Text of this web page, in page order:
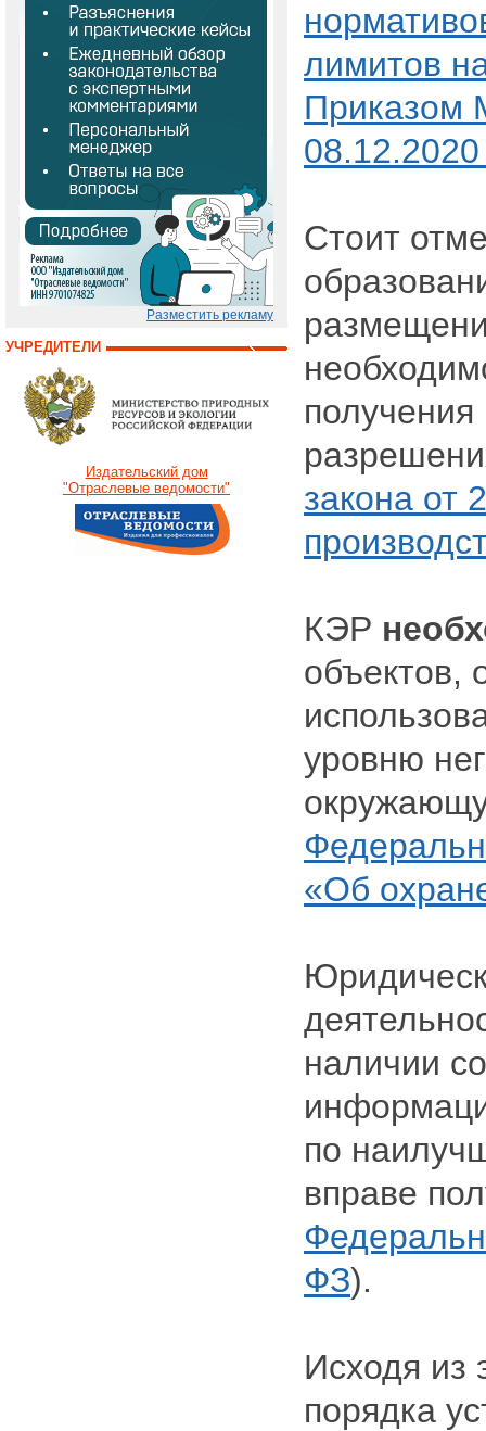
Разместить рекламу
УЧРЕДИТЕЛИ
Издательский дом
"Отраслевые ведомости"
лимитов
Приказом
Стоит
получения
закона от
КЭР
объектов,
уровню
«Об
наличии
по
вправе
ФЗ).
Исходя из
порядка